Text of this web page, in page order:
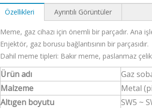
Özellikleri Ayrıntılı Görüntüler
Meme, gaz cihazı için önemli bir parçadır. Ana
Enjektör, gaz borusu bağlantısının bir parçasıdır.
Dahil meme tipleri: Bakır meme, paslanmaz
Ürün adı
Gaz
Malzeme
Metal
Altıgen boyutu
SW5 ~